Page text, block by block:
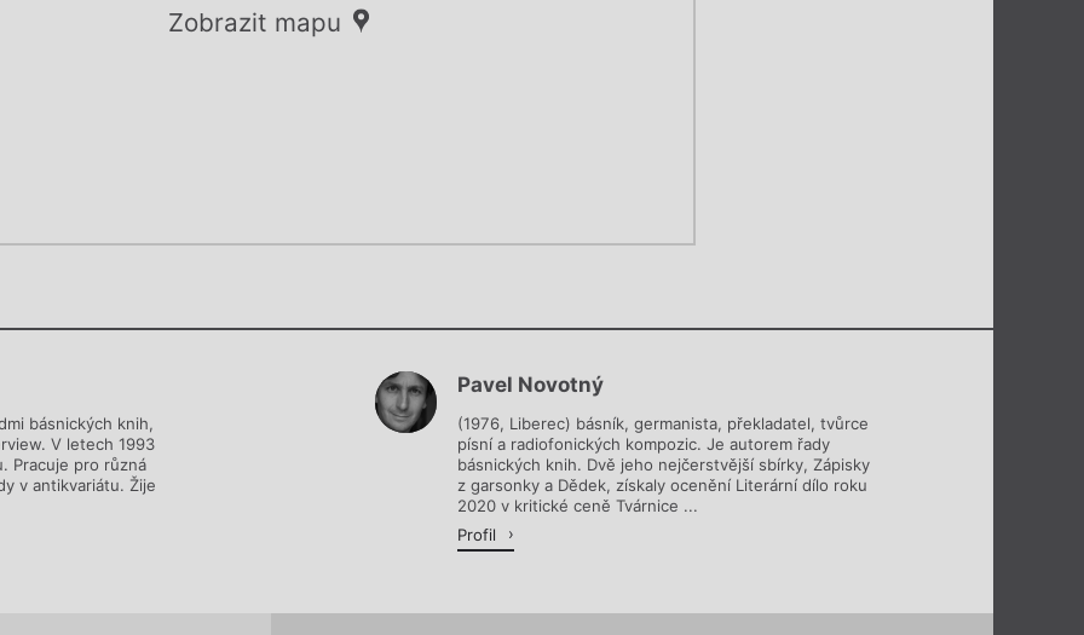
Zobrazit mapu
Chviličku.
básnických knih,
V letech 1993
Pracuje pro různá
v antikvariátu. Žije
Pavel Novotný
(1976, Liberec) básník, germanista, překladatel, tvůrce
písní a radiofonických kompozic. Je autorem řady
básnických knih. Dvě jeho nejčerstvější sbírky, Zápisky
z garsonky a Dědek, získaly ocenění Literární dílo roku
2020 v kritické ceně Tvárnice ...
Profil